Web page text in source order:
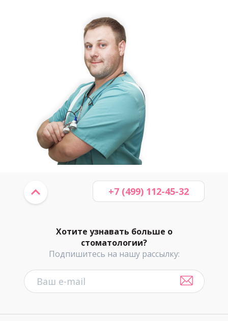
Хотите узнавать больше о
стоматологии?
Подпишитесь на нашу рассылку:
+7 (499) 112-45-32